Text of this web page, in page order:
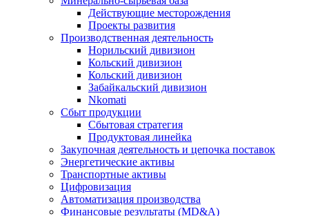
Действующие месторождения
Проекты развития
Производственная деятельность
Норильский дивизион
Кольский дивизион
Кольский дивизион
Забайкальский дивизион
Nkomati
Сбыт продукции
Сбытовая стратегия
Продуктовая линейка
Закупочная деятельность и цепочка поставок
Энергетические активы
Транспортные активы
Цифровизация
Автоматизация производства
Финансовые результаты (MD&A)